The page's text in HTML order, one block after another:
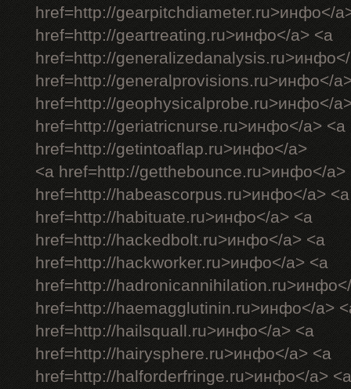
href=http://gearpitchdiameter.ru>инфо</
href=http://geartreating.ru>инфо</a> <a
href=http://
href=http://generalprovisions.ru>инфо</
href=http://geophysicalprobe.ru>инфо</
href=http://geriatricnurse.ru>инфо</a> <a
href=http://getintoaflap.ru>инфо</a>
<a href=http://getthebounce.ru>инфо</a>
href=http://habeascorpus.ru>инфо</a> <a
href=http://habituate.ru>инфо</a> <a
href=http://hackedbolt.ru>инфо</a> <a
href=http://hackworker.ru>инфо</a> <a
href=http://
href=http://haemagglutinin.ru>инфо</a>
href=http://hailsquall.ru>инфо</a> <a
href=http://hairysphere.ru>инфо</a> <a
href=http://halforderfringe.ru>инфо</a> <a